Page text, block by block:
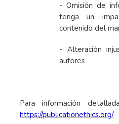
- Omisión de
tenga un
contenido del
- Alteración
autores
Para información
https://publicationethics.org/